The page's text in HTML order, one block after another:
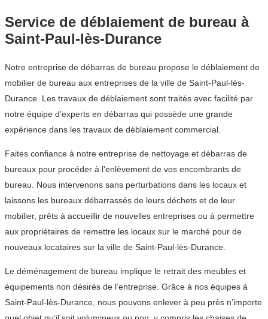
Service de déblaiement de bureau à
Saint-Paul-lès-Durance
Notre entreprise de débarras de bureau propose le déblaiement de
mobilier de bureau aux entreprises de la ville de Saint-Paul-lès-
Durance. Les travaux de déblaiement sont traités avec facilité par
notre équipe d’experts en débarras qui possède une grande
expérience dans les travaux de déblaiement commercial.
Faites confiance à notre entreprise de nettoyage et débarras de
bureaux pour procéder à l’enlèvement de vos encombrants de
bureau. Nous intervenons sans perturbations dans les locaux et
laissons les bureaux débarrassés de leurs déchets et de leur
mobilier, prêts à accueillir de nouvelles entreprises ou à permettre
aux propriétaires de remettre les locaux sur le marché pour de
nouveaux locataires sur la ville de Saint-Paul-lès-Durance.
Le déménagement de bureau implique le retrait des meubles et
équipements non désirés de l’entreprise. Grâce à nos équipes à
Saint-Paul-lès-Durance, nous pouvons enlever à peu près n’importe